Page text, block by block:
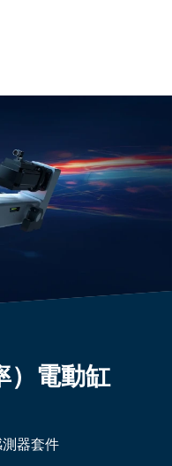
）電動缸
器套件